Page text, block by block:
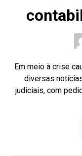
Em meio à crise
diversas
judiciais, com